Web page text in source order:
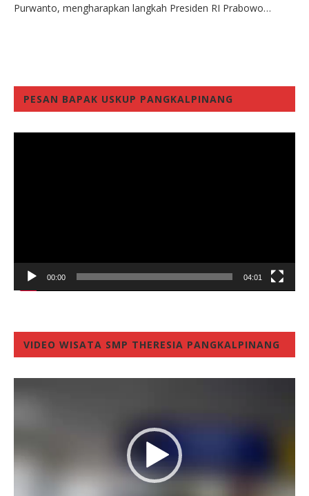
Purwanto, mengharapkan langkah Presiden RI Prabowo…
PESAN BAPAK USKUP PANGKALPINANG
00:00 04:01
VIDEO WISATA SMP THERESIA PANGKALPINANG